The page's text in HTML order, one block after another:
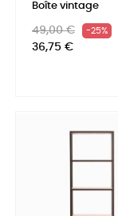
Boîte vintage
Prix
habituel
49,00 € -25%
36,75 €